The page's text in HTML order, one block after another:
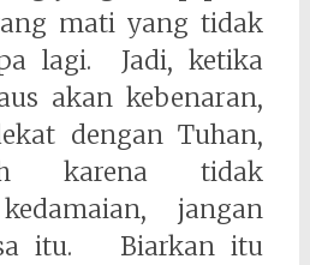
mati yang tidak
lagi. Jadi, ketika
akan kebenaran,
dengan Tuhan,
karena tidak
jangan
itu. Biarkan itu